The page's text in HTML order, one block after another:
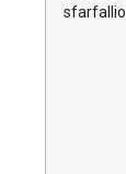
sfarfallio